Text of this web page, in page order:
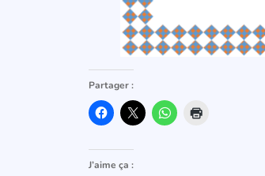
Partager :
J’aime ça :